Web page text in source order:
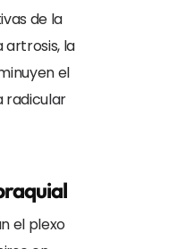
de la
la
el
radicular
el plexo